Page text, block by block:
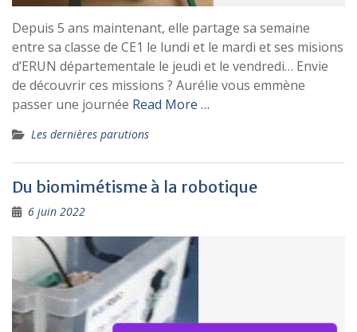
Depuis 5 ans maintenant, elle partage sa semaine
entre sa classe de CE1 le lundi et le mardi et ses misions
d’ERUN départementale le jeudi et le vendredi… Envie
de découvrir ces missions ? Aurélie vous emmène
passer une journée Read More …
Les dernières parutions
Du biomimétisme à la robotique
6 juin 2022